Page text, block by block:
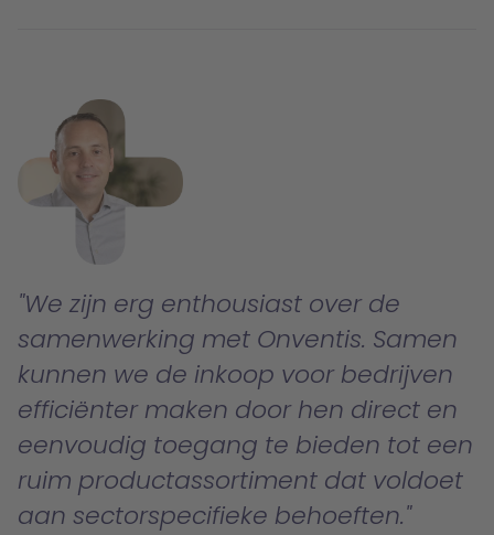
We zijn erg enthousiast over de
samenwerking met Onventis. Samen
kunnen we de inkoop voor bedrijven
efficiënter maken door hen direct en
eenvoudig toegang te bieden tot een
ruim productassortiment dat voldoet
aan sectorspecifieke behoeften.